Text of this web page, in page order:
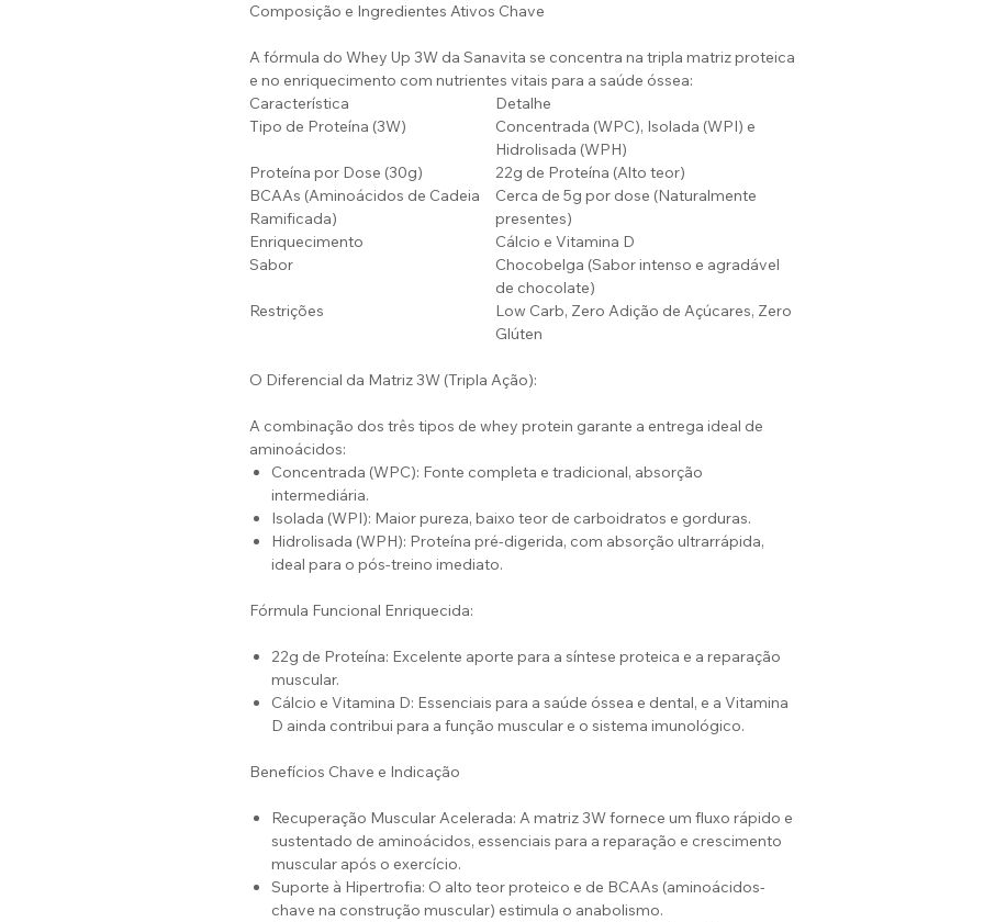
Composição e Ingredientes Ativos Chave
A fórmula do Whey Up 3W da Sanavita se concentra na tripla matriz proteica
e no enriquecimento com nutrientes vitais para a saúde óssea:
Característica
Detalhe
Tipo de Proteína (3W)
Concentrada (WPC), Isolada (WPI) e
Hidrolisada (WPH)
Proteína por Dose (30g)
22g de Proteína (Alto teor)
BCAAs (Aminoácidos de Cadeia
Ramificada)
Cerca de 5g por dose (Naturalmente
presentes)
Enriquecimento
Cálcio e Vitamina D
Sabor
Chocobelga (Sabor intenso e agradável
de chocolate)
Restrições
Low Carb, Zero Adição de Açúcares, Zero
Glúten
O Diferencial da Matriz 3W (Tripla Ação):
A combinação dos três tipos de whey protein garante a entrega ideal de
aminoácidos:
Concentrada (WPC): Fonte completa e tradicional, absorção
intermediária.
Isolada (WPI): Maior pureza, baixo teor de carboidratos e gorduras.
Hidrolisada (WPH): Proteína pré-digerida, com absorção ultrarrápida,
ideal para o pós-treino imediato.
Fórmula Funcional Enriquecida:
22g de Proteína: Excelente aporte para a síntese proteica e a reparação
muscular.
Cálcio e Vitamina D: Essenciais para a saúde óssea e dental, e a Vitamina
D ainda contribui para a função muscular e o sistema imunológico.
Benefícios Chave e Indicação
Recuperação Muscular Acelerada: A matriz 3W fornece um fluxo rápido e
sustentado de aminoácidos, essenciais para a reparação e crescimento
muscular após o exercício.
Suporte à Hipertrofia: O alto teor proteico e de BCAAs (aminoácidos-
chave na construção muscular) estimula o anabolismo.